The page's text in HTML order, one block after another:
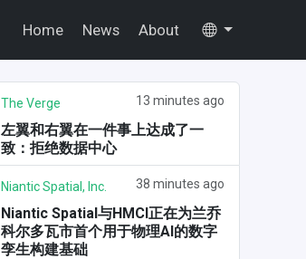
Home News About
The Verge 13 minutes ago
左翼和右翼在一件事上达成了一
致：拒绝数据中心
Niantic Spatial, Inc. 38 minutes ago
Niantic Spatial与HMCI正在为兰乔
科尔多瓦市首个用于物理AI的数字
孪生构建基础